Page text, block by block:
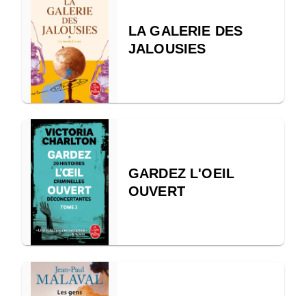
LA GALERIE DES
JALOUSIES
GARDEZ L'OEIL
OUVERT